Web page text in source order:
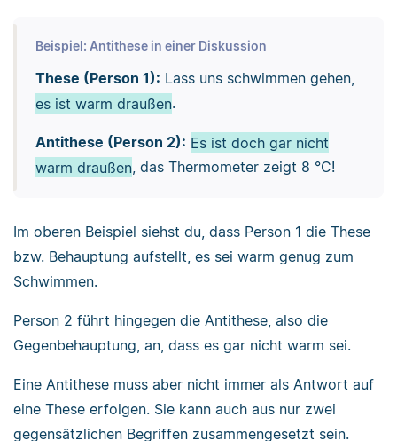
Beispiel: Antithese in einer Diskussion
These (Person 1): Lass uns schwimmen gehen,
es ist warm draußen.
Antithese (Person 2): Es ist doch gar nicht
warm draußen, das Thermometer zeigt 8 °C!
Im oberen Beispiel siehst du, dass Person 1 die These
bzw. Behauptung aufstellt, es sei warm genug zum
Schwimmen.
Person 2 führt hingegen die Antithese, also die
Gegenbehauptung, an, dass es gar nicht warm sei.
Eine Antithese muss aber nicht immer als Antwort auf
eine These erfolgen. Sie kann auch aus nur zwei
gegensätzlichen Begriffen zusammengesetzt sein.